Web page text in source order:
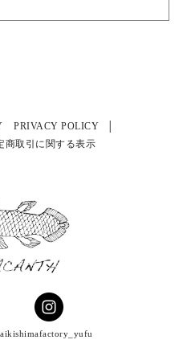
PRIVACY POLICY
商取引に関する表示
ikishimafactory_yufu